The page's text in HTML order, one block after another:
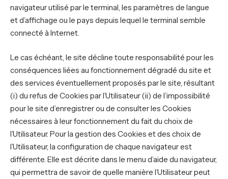
navigateur utilisé par le terminal, les paramètres de langue
et d’affichage ou le pays depuis lequel le terminal semble
connecté à Internet.
Le cas échéant, le site décline toute responsabilité pour les
conséquences liées au fonctionnement dégradé du site et
des services éventuellement proposés par le site, résultant
(i) du refus de Cookies par l’Utilisateur (ii) de l’impossibilité
pour le site d’enregistrer ou de consulter les Cookies
nécessaires à leur fonctionnement du fait du choix de
l’Utilisateur. Pour la gestion des Cookies et des choix de
l’Utilisateur, la configuration de chaque navigateur est
différente. Elle est décrite dans le menu d’aide du navigateur,
qui permettra de savoir de quelle manière l’Utilisateur peut